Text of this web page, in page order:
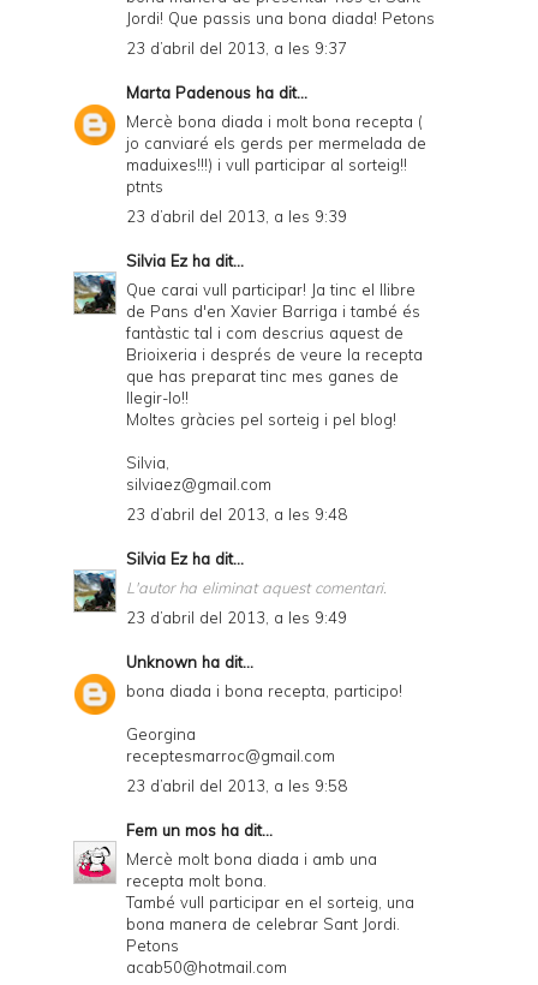
Jordi! Que passis una bona diada! Petons
23 d’abril del 2013, a les 9:37
Marta Padenous ha dit...
Mercè bona diada i molt bona recepta (
jo canviaré els gerds per mermelada de
maduixes!!!) i vull participar al sorteig!!
ptnts
23 d’abril del 2013, a les 9:39
Silvia Ez ha dit...
Que carai vull participar! Ja tinc el llibre
de Pans d'en Xavier Barriga i també és
fantàstic tal i com descrius aquest de
Brioixeria i després de veure la recepta
que has preparat tinc mes ganes de
llegir-lo!!
Moltes gràcies pel sorteig i pel blog!
Silvia,
silviaez@gmail.com
23 d’abril del 2013, a les 9:48
Silvia Ez ha dit...
L'autor ha eliminat aquest comentari.
23 d’abril del 2013, a les 9:49
Unknown ha dit...
bona diada i bona recepta, participo!
Georgina
receptesmarroc@gmail.com
23 d’abril del 2013, a les 9:58
Fem un mos ha dit...
Mercè molt bona diada i amb una
recepta molt bona.
També vull participar en el sorteig, una
bona manera de celebrar Sant Jordi.
Petons
acab50@hotmail.com